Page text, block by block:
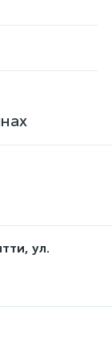
ул.